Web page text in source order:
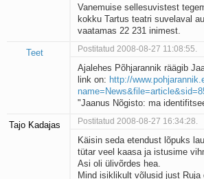
Vanemuise sellesuvistest
kokku Tartus teatri suvelaval
vaatamas 22 231 inimest.
Teet Postitatud 2008-08-27 11:08:55.
Ajalehes Põhjarannik räägib
link on: http://
"Jaanus Nõgisto: ma
Tajo Kadajas Postitatud 2008-08-27 16:34:28.
Käisin seda etendust lõpuks
tütar veel kaasa ja istusime
Asi oli ülivõrdes hea.
Mind isiklikult võlusid just Ruja